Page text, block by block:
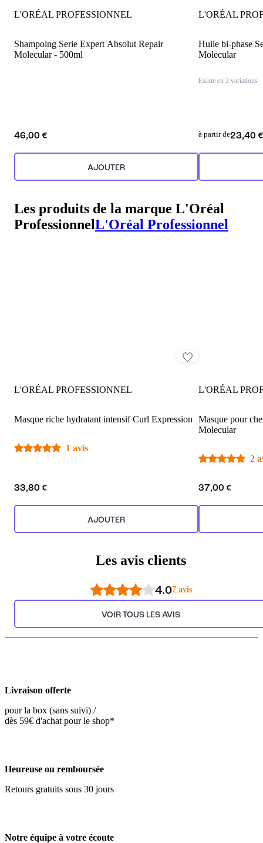
L'ORÉAL PROFESSIONNEL
Shampoing Serie Expert Absolut Repair
Molecular - 500ml
46,00 €
AJOUTER
L'ORÉAL
Huile bi-phase
Molecular
Existe en 2 variations
à partir de23,40 €
Les produits de la marque L'Oréal
ProfessionnelL'Oréal Professionnel
L'ORÉAL PROFESSIONNEL
Masque riche hydratant intensif Curl Expression
1 avis
33,80 €
AJOUTER
L'ORÉAL
Masque pour
Molecular
2
37,00 €
Les avis clients
4.07 avis
VOIR TOUS LES AVIS
Livraison offerte
pour la box (sans suivi) /
dès 59€ d'achat pour le shop*
Heureuse ou remboursée
Retours gratuits sous 30 jours
Notre équipe à votre écoute